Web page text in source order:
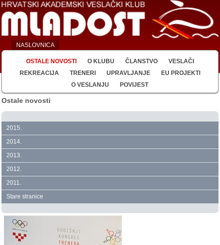
NASLOVNICA
OSTALE NOVOSTI O KLUBU ČLANSTVO
VESLAČI
REKREACIJA
TRENERI UPRAVLJANJE
EU PROJEKTI
O VESLANJU
POVIJEST
Ostale novosti
2015.
2014.
2013.
2012.
2011.
Stare stranice